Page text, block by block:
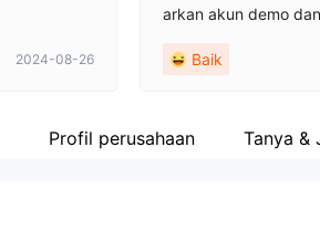
2024-08-26
arkan akun demo
m perdagangan mt5
ketika saya pertama
Baik
Profil perusahaan Tanya &